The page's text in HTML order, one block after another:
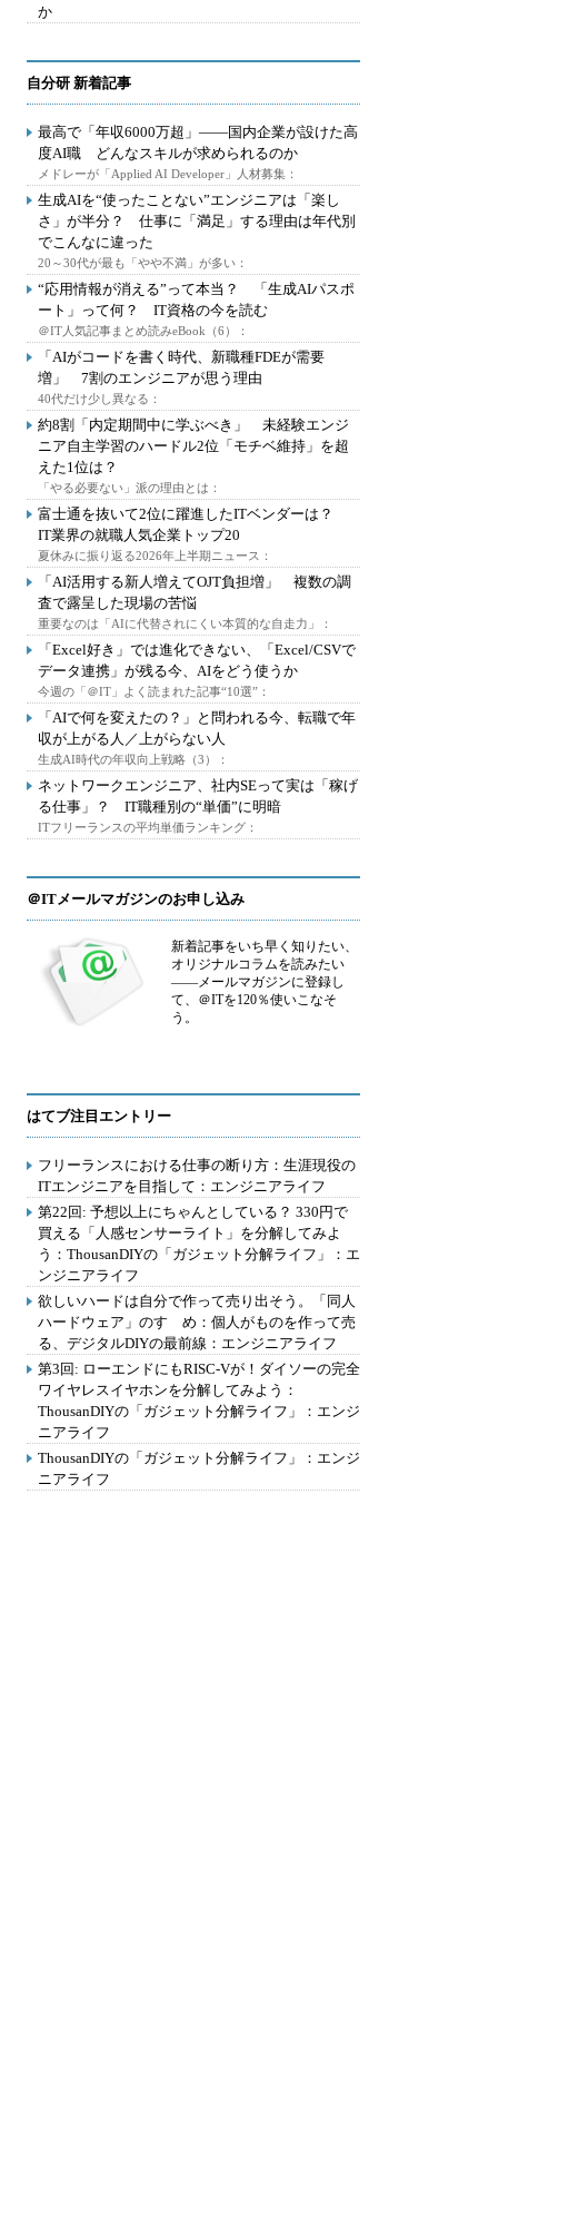
か
自分研 新着記事
最高で「年収6000万超」――国内企業が設けた高
度AI職 どんなスキルが求められるのか
メドレーが「Applied AI Developer」人材募集：
生成AIを“使ったことない”エンジニアは「楽し
さ」が半分？ 仕事に「満足」する理由は年代別
でこんなに違った
20～30代が最も「やや不満」が多い：
“応用情報が消える”って本当？ 「生成AIパスポ
ート」って何？ IT資格の今を読む
＠IT人気記事まとめ読みeBook（6）：
「AIがコードを書く時代、新職種FDEが需要
増」 7割のエンジニアが思う理由
40代だけ少し異なる：
約8割「内定期間中に学ぶべき」 未経験エンジ
ニア自主学習のハードル2位「モチベ維持」を超
えた1位は？
「やる必要ない」派の理由とは：
富士通を抜いて2位に躍進したITベンダーは？
IT業界の就職人気企業トップ20
夏休みに振り返る2026年上半期ニュース：
「AI活用する新人増えてOJT負担増」 複数の調
査で露呈した現場の苦悩
重要なのは「AIに代替されにくい本質的な自走力」：
「Excel好き」では進化できない、「Excel/CSVで
データ連携」が残る今、AIをどう使うか
今週の「＠IT」よく読まれた記事“10選”：
「AIで何を変えたの？」と問われる今、転職で年
収が上がる人／上がらない人
生成AI時代の年収向上戦略（3）：
ネットワークエンジニア、社内SEって実は「稼げ
る仕事」？ IT職種別の“単価”に明暗
ITフリーランスの平均単価ランキング：
＠ITメールマガジンのお申し込み
新着記事をいち早く知りたい、
オリジナルコラムを読みたい
――メールマガジンに登録し
て、＠ITを120％使いこなそ
う。
はてブ注目エントリー
フリーランスにおける仕事の断り方：生涯現役の
ITエンジニアを目指して：エンジニアライフ
第22回: 予想以上にちゃんとしている？ 330円で
買える「人感センサーライト」を分解してみよ
う：ThousanDIYの「ガジェット分解ライフ」：エ
ンジニアライフ
欲しいハードは自分で作って売り出そう。「同人
ハードウェア」のすゝめ：個人がものを作って売
る、デジタルDIYの最前線：エンジニアライフ
第3回: ローエンドにもRISC-Vが！ダイソーの完全
ワイヤレスイヤホンを分解してみよう：
ThousanDIYの「ガジェット分解ライフ」：エンジ
ニアライフ
ThousanDIYの「ガジェット分解ライフ」：エンジ
ニアライフ